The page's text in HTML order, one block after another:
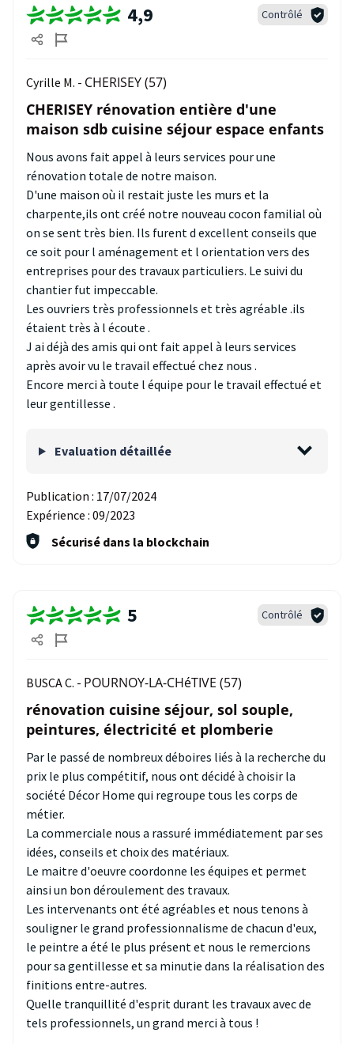
4,9 Contrôlé
Cyrille M. - CHERISEY (57)
CHERISEY rénovation entière d'une
maison sdb cuisine séjour espace enfants
Nous avons fait appel à leurs services pour une
rénovation totale de notre maison.
D'une maison où il restait juste les murs et la
charpente,ils ont créé notre nouveau cocon familial où
on se sent très bien. Ils furent d excellent conseils que
ce soit pour l aménagement et l orientation vers des
entreprises pour des travaux particuliers. Le suivi du
chantier fut impeccable.
Les ouvriers très professionnels et très agréable .ils
étaient très à l écoute .
J ai déjà des amis qui ont fait appel à leurs services
après avoir vu le travail effectué chez nous .
Encore merci à toute l équipe pour le travail effectué et
leur gentillesse .
Evaluation détaillée
Publication : 17/07/2024
Expérience : 09/2023
Sécurisé dans la blockchain
5 Contrôlé
BUSCA C. - POURNOY-LA-CHéTIVE (57)
rénovation cuisine séjour, sol souple,
peintures, électricité et plomberie
Par le passé de nombreux déboires liés à la recherche du
prix le plus compétitif, nous ont décidé à choisir la
société Décor Home qui regroupe tous les corps de
métier.
La commerciale nous a rassuré immédiatement par ses
idées, conseils et choix des matériaux.
Le maitre d'oeuvre coordonne les équipes et permet
ainsi un bon déroulement des travaux.
Les intervenants ont été agréables et nous tenons à
souligner le grand professionnalisme de chacun d'eux,
le peintre a été le plus présent et nous le remercions
pour sa gentillesse et sa minutie dans la réalisation des
finitions entre-autres.
Quelle tranquillité d'esprit durant les travaux avec de
tels professionnels, un grand merci à tous !